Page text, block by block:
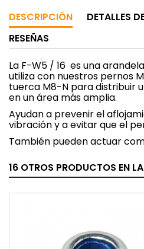
DESCRIPCIÓN
DETALLES
RESEÑAS
La F-W5 / 16 es una
utiliza con nuestros pernos
tuerca M8-N para distribuir
en un área más amplia.
Ayudan a prevenir el
vibración y a evitar que el
También pueden actuar
16 OTROS PRODUCTOS EN